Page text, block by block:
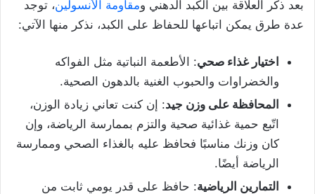
بعد ذكر العلاقة بين الكبد الدهني ومقاومة الأنسولين، توجد
عدة طرق يمكن اتباعها للحفاظ على الكبد، نذكر منها الآتي:
اختيار غذاء صحي: الأطعمة النباتية مثل الفواكه
والخضراوات والحبوب الغنية بالدهون الصحية.
المحافظة على وزن جيد: إن كنت تعاني زيادة الوزن،
اتّبع حمية غذائية صحية والتزم بممارسة الرياضة، وإن
كان وزنك مناسبًا فحافظ عليه بالغذاء الصحي وممارسة
الرياضة أيضًا.
التمارين الرياضية: حافظ على قدر يومي ثابت من